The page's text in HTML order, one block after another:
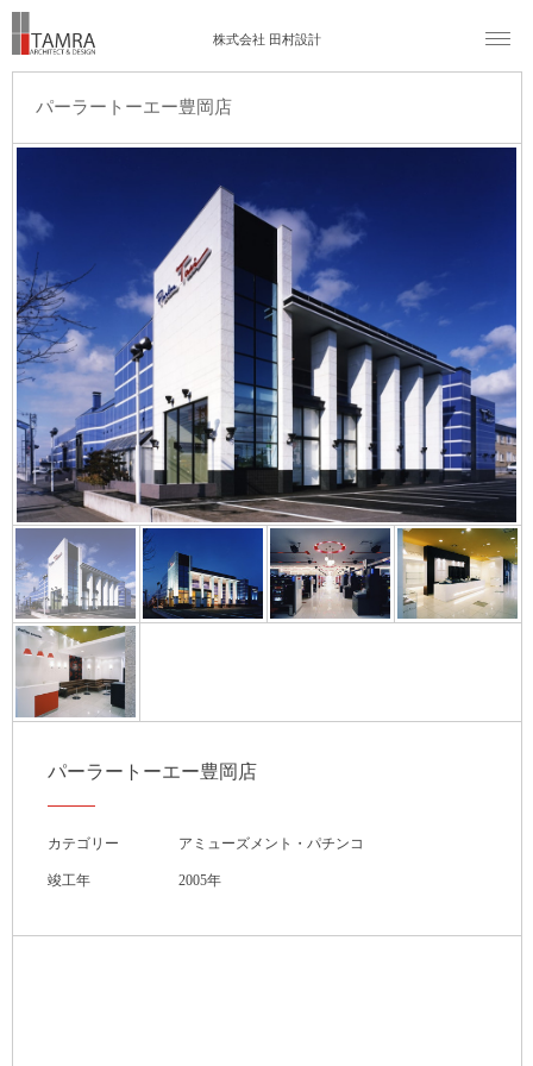
株式会社 田村設計
パーラートーエー豊岡店
パーラートーエー豊岡店
カテゴリー アミューズメント・パチンコ
竣工年 2005年